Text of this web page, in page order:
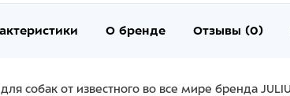
О бренде Отзывы (0)
собак от известного во все мире бренда